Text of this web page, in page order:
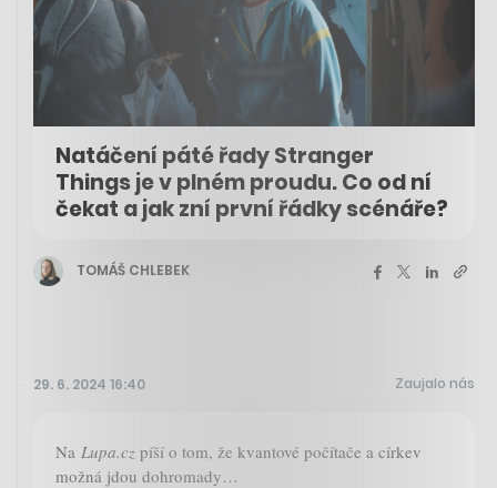
Natáčení páté řady Stranger
Things je v plném proudu. Co od ní
čekat a jak zní první řádky scénáře?
TOMÁŠ CHLEBEK
29. 6. 2024 16:40 Zaujalo nás
Na Lupa.cz píší o tom, že kvantové počítače a církev
možná jdou dohromady…